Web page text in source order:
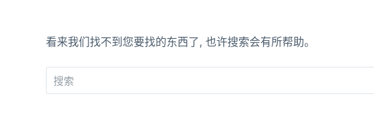
看来我们找不到您要找的东西了, 也许搜索会有所帮助。